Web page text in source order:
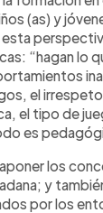
(as) y
“hagan lo
el
el tipo de
es
los
y
por los